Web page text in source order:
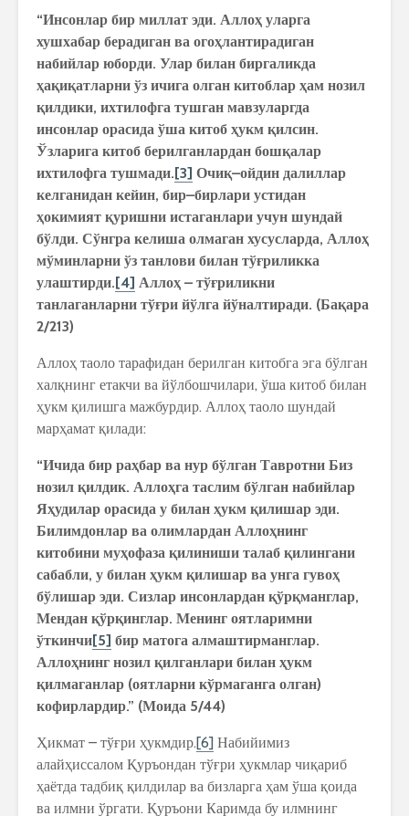
“Инсонлар бир миллат эди. Аллоҳ уларга
хушхабар берадиган ва огоҳлантирадиган
набийлар юборди. Улар билан биргаликда
ҳақиқатларни ўз ичига олган китоблар ҳам нозил
қилдики, ихтилофга тушган мавзуларгда
инсонлар орасида ўша китоб ҳукм қилсин.
Ўзларига китоб берилганлардан бошқалар
ихтилофга тушмади.[3] Очиқ–ойдин далиллар
келганидан кейин, бир–бирлари устидан
ҳокимият қуришни истаганлари учун шундай
бўлди. Сўнгра келиша олмаган хусусларда, Аллоҳ
мўминларни ўз танлови билан тўғриликка
улаштирди.[4] Аллоҳ – тўғриликни
танлаганларни тўғри йўлга йўналтиради. (Бақара
2/213)
Аллоҳ таоло тарафидан берилган китобга эга бўлган
халқнинг етакчи ва йўлбошчилари, ўша китоб билан
ҳукм қилишга мажбурдир. Аллоҳ таоло шундай
марҳамат қилади:
“Ичида бир раҳбар ва нур бўлган Тавротни Биз
нозил қилдик. Аллоҳга таслим бўлган набийлар
Яҳудилар орасида у билан ҳукм қилишар эди.
Билимдонлар ва олимлардан Аллоҳнинг
китобини муҳофаза қилиниши талаб қилингани
сабабли, у билан ҳукм қилишар ва унга гувоҳ
бўлишар эди. Сизлар инсонлардан қўрқманглар,
Мендан қўрқинглар. Менинг оятларимни
ўткинчи[5] бир матога алмаштирманглар.
Аллоҳнинг нозил қилганлари билан ҳукм
қилмаганлар (оятларни кўрмаганга олган)
кофирлардир.” (Моида 5/44)
Ҳикмат – тўғри ҳукмдир.[6] Набийимиз
алайҳиссалом Қуръондан тўғри ҳукмлар чиқариб
ҳаётда тадбиқ қилдилар ва бизларга ҳам ўша қоида
ва илмни ўргати. Қуръони Каримда бу илмнинг